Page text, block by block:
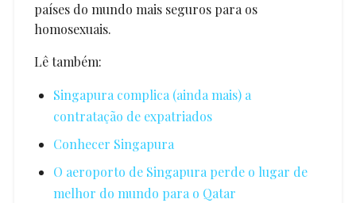
países do mundo mais seguros para os
homosexuais.
Lê também:
Singapura complica (ainda mais) a
contratação de expatriados
Conhecer Singapura
O aeroporto de Singapura perde o lugar de
melhor do mundo para o Qatar